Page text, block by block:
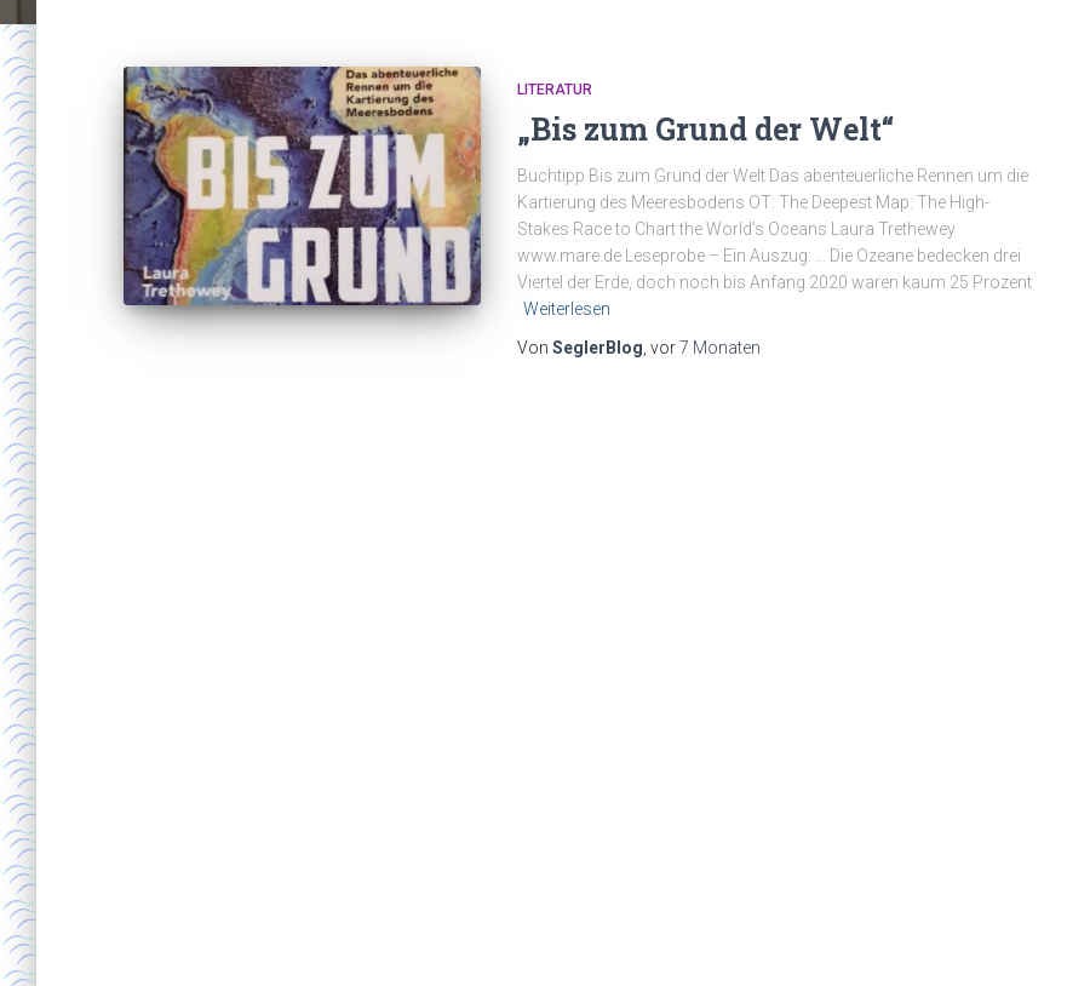
LITERATUR
„Bis zum Grund der Welt“
Buchtipp Bis zum Grund der Welt Das abenteuerliche Rennen um die
Kartierung des Meeresbodens OT: The Deepest Map: The High-
Stakes Race to Chart the World’s Oceans Laura Trethewey
www.mare.de Leseprobe – Ein Auszug: … Die Ozeane bedecken drei
Viertel der Erde, doch noch bis Anfang 2020 waren kaum 25 Prozent
Weiterlesen
Von SeglerBlog , vor7 Monaten